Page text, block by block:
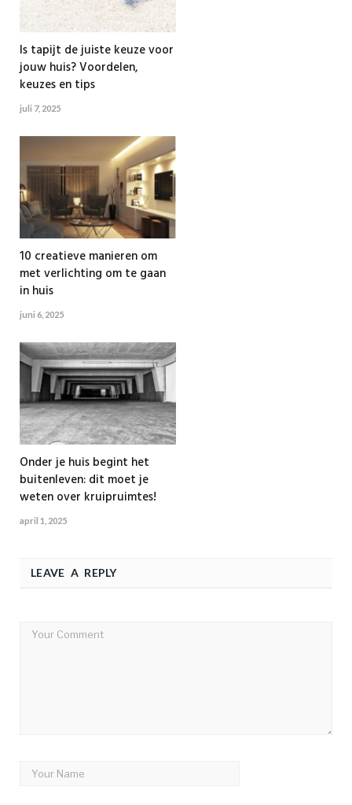
Is tapijt de juiste keuze voor
jouw huis? Voordelen,
keuzes en tips
juli 7, 2025
10 creatieve manieren om
met verlichting om te gaan
in huis
juni 6, 2025
Onder je huis begint het
buitenleven: dit moet je
weten over kruipruimtes!
april 1, 2025
LEAVE A REPLY